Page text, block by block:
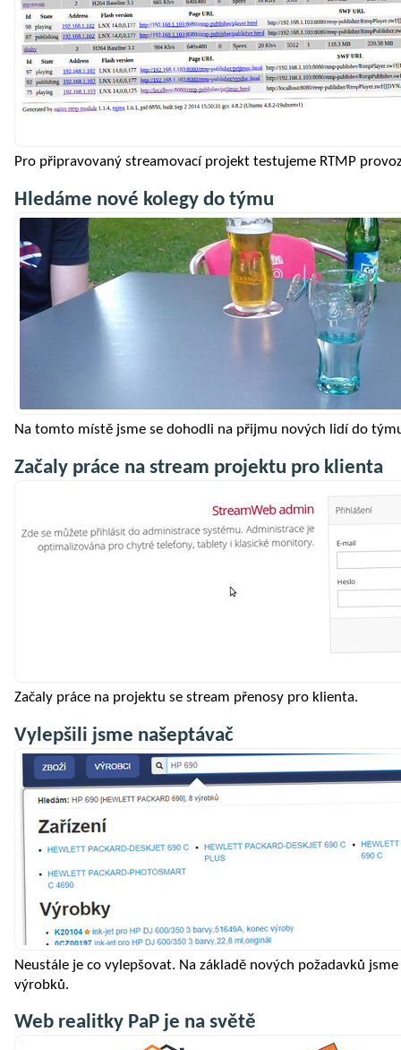
Pro připravovaný streamovací projekt testujeme RTMP
Hledáme nové kolegy do týmu
Na tomto místě jsme se dohodli na přijmu nových lidí do
Začaly práce na stream projektu pro klienta
Začaly práce na projektu se stream přenosy pro klienta.
Vylepšili jsme našeptávač
Neustále je co vylepšovat. Na základě nových požadavků
výrobků.
Web realitky PaP je na světě